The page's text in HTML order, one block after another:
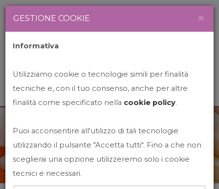
News&Events
GESTIONE COOKIE ×
Informativa
Utilizziamo cookie o tecnologie simili per finalità
tecniche e, con il tuo consenso, anche per altre
finalità come specificato nella cookie policy.
Puoi acconsentire all'utilizzo di tali tecnologie
utilizzando il pulsante "Accetta tutti". Fino a che non
sceglierai una opzione utilizzeremo solo i cookie
tecnici e necessari.